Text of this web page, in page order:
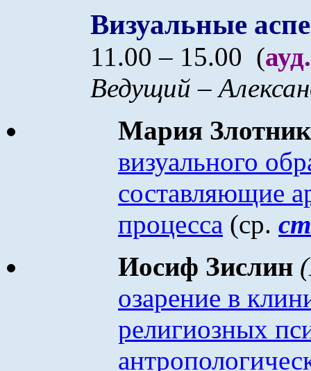
Визуальные
11.00 – 15.00 (
Ведущий –
Мария
визуального
составляющие
процесса (ср.
Иосиф Зислин
озарение в
религиозных